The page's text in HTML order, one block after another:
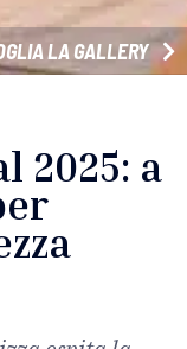
LA GALLERY
2025: a